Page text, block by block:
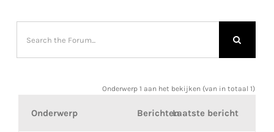
Onderwerp 1 aan het bekijken (van in totaal 1)
Onderwerp BerichtenLaatste bericht